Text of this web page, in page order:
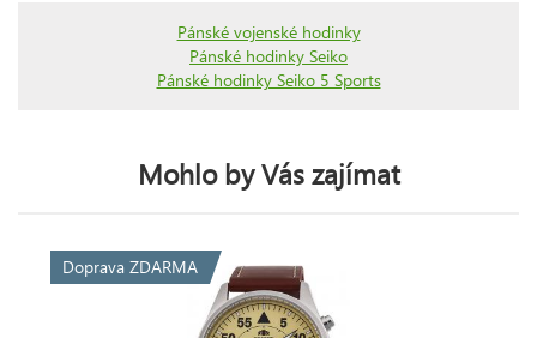
Pánské vojenské hodinky
Pánské hodinky Seiko
Pánské hodinky Seiko 5 Sports
Mohlo by Vás zajímat
Doprava ZDARMA